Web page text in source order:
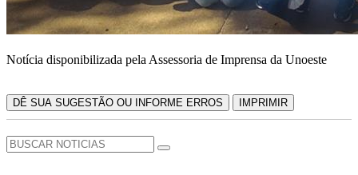
Notícia disponibilizada pela Assessoria de Imprensa da Unoeste
DÊ SUA SUGESTÃO OU INFORME ERROS IMPRIMIR